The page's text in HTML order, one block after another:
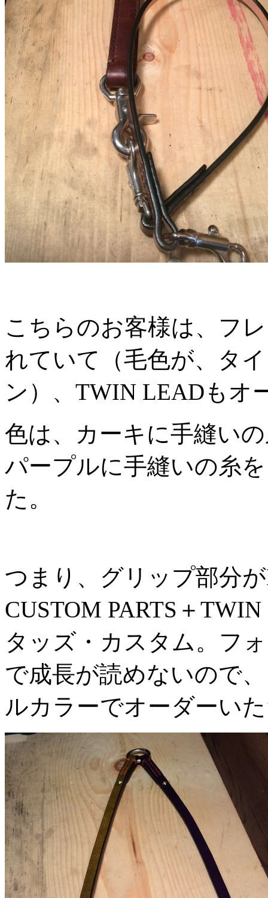
こちらのお客様は、フ
れていて（毛色が、タ
ン）、TWIN LEADもオ
色は、カーキに手縫い
パープルに手縫いの糸
た。
つまり、グリップ部分
CUSTOM PARTS＋
タッズ・カスタム。フ
で成長が読めないので
ルカラーでオーダーい